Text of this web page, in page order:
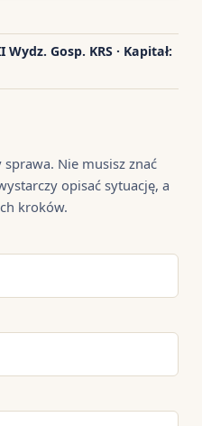
Wydz. Gosp. KRS · Kapitał:
Nie musisz znać
opisać sytuację, a
kroków.